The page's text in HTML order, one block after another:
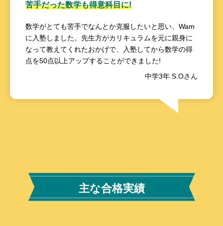
苦手だった数学も得意科目に!
数学がとても苦手でなんとか克服したいと思い、Wam
に入塾しました。先生方がカリキュラムを元に親身に
なって教えてくれたおかげで、入塾してから数学の得
点を50点以上アップすることができました!
中学3年 S.Oさん
主な合格実績